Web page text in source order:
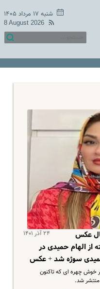
شنبه ۱۷ مرداد ۱۴۰۵
8 August 2026
۲۴ آذر ۱۴۰۱
عکس
از الهام حمیدی در
سوژه شد + عکس
خوش چهره ای که تاکنون
شد.